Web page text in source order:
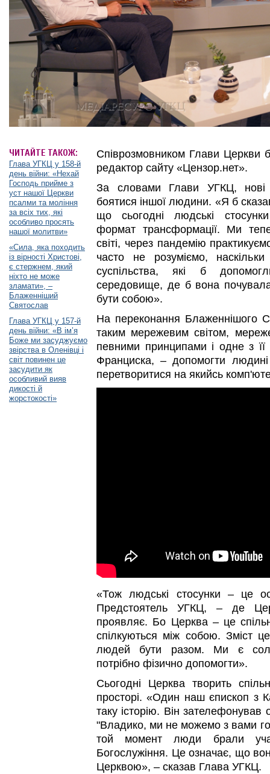
ЧИТАЙТЕ ТАКОЖ:
Глава УГКЦ у 158-й
день війни: «Нехай
Господь прийме з
уст нашої Церкви
псалми та моління
за всіх тих, які
особливо просять
нашої молитви»
«Сила, яка походить
із вірності Христові,
є стержнем, який
ніхто не може
зламати», –
Блаженніший
Святослав
Глава УГКЦ у 157-й
день війни: «В ім’я
Боже ми засуджуємо
звірства в Оленівці і
світ повинен це
засудити як
особливий вияв
дикості й
жорстокості»
Співрозмовником Глави Церкви
редактор сайту «Цензор.нет».
За словами Глави УГКЦ, нові
боятися іншої людини. «Я б
що сьогодні людські
формат трансформації. Ми
світі, через пандемію
часто не розуміємо,
суспільства, які б
середовище, де б вона
бути собою».
На переконання Блаженнішого
таким мережевим світом,
певними принципами і одне з
Франциска, – допомогти
перетворитися на якийсь
«Тож людські стосунки – це
Предстоятель УГКЦ, – де
проявляє. Бо Церква – це
спілкуються між собою. Зміст
людей бути разом. Ми є
потрібно фізично допомогти».
Сьогодні Церква творить
просторі. «Один наш єпископ з
таку історію. Він зателефонував
"Владико, ми не можемо з вами
той момент люди брали
Богослужіння. Це означає, що
Церквою», – сказав Глава УГКЦ.